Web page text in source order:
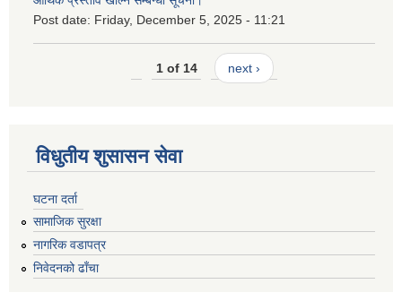
Post date: Friday, December 5, 2025 - 11:21
1 of 14 next ›
विधुतीय शुसासन सेवा
घटना दर्ता
सामाजिक सुरक्षा
नागरिक वडापत्र
निवेदनको ढाँचा